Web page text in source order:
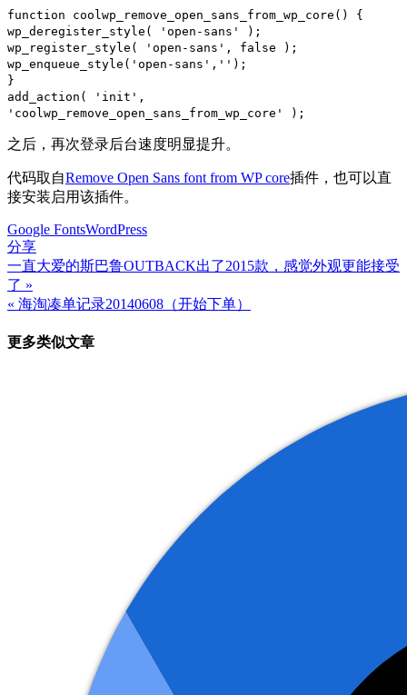
function coolwp_remove_open_sans_from_wp_core() {
wp_deregister_style( 'open-sans' );
wp_register_style( 'open-sans', false );
wp_enqueue_style('open-sans','');
}
add_action( 'init',
'coolwp_remove_open_sans_from_wp_core' );
之后，再次登录后台速度明显提升。
代码取自Remove Open Sans font from WP core插件，也可以直
接安装启用该插件。
Google FontsWordPress
分享
文
章
一直大爱的斯巴鲁OUTBACK出了2015款，感觉外观更能接受
了 »
« 海淘凑单记录20140608（开始下单）
更多类似文章